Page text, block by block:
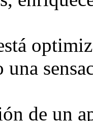
una
de un